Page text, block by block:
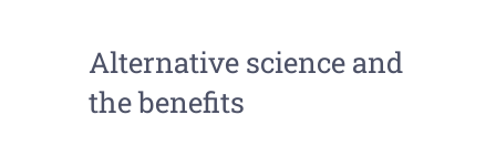
Alternative science and
the benefits